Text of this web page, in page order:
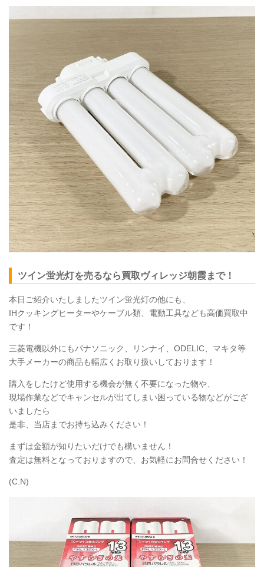
ツイン蛍光灯を売るなら買取ヴィレッジ朝霞まで！
本日ご紹介いたしましたツイン蛍光灯の他にも、
IHクッキングヒーターやケーブル類、電動工具なども高価買取中
です！
三菱電機以外にもパナソニック、リンナイ、ODELIC、マキタ等
大手メーカーの商品も幅広くお取り扱いしております！
購入をしたけど使用する機会が無く不要になった物や、
現場作業などでキャンセルが出てしまい困っている物などがござ
いましたら
是非、当店までお持ち込みください！
まずは金額が知りたいだけでも構いません！
査定は無料となっておりますので、お気軽にお問合せください！
(C.N)